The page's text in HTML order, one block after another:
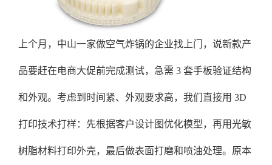
上个月，中山一家做空气炸锅的企业找上门，说新款产
品要赶在电商大促前完成测试，急需 3 套手板验证结构
和外观。考虑到时间紧、外观要求高，我们直接用 3D
打印技术打样：先根据客户设计图优化模型，再用光敏
树脂材料打印外壳，最后做表面打磨和喷油处理。原本